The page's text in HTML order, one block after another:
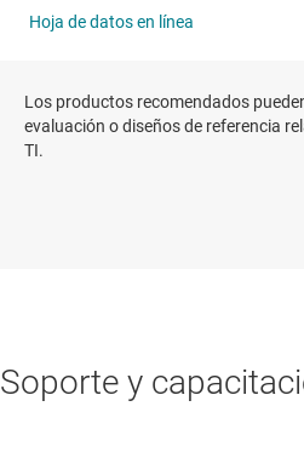
Los productos recomendados
evaluación o diseños de referencia
TI.
Soporte y